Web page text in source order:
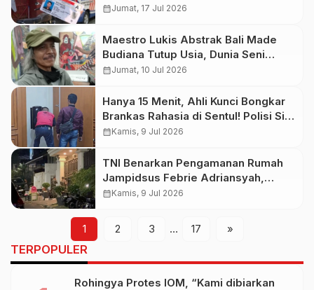
Kian Menguat
calendar_monthJumat, 17 Jul 2026
Maestro Lukis Abstrak Bali Made
Budiana Tutup Usia, Dunia Seni
Kehilangan Perupa yang
Kanvas
calendar_monthJumat, 10 Jul 2026
Hanya 15 Menit, Ahli Kunci Bongkar
Brankas Rahasia di Sentul! Polisi Sita
74 Kg Emas dan Valuta Asing Bernilai
calendar_monthKamis, 9 Jul 2026
TNI Benarkan Pengamanan Rumah
Jampidsus Febrie Adriansyah,
Tegaskan Tak Berkaitan dengan
calendar_monthKamis, 9 Jul 2026
1 2 3 … 17 »
TERPOPULER
Rohingya Protes IOM, “Kami dibiarkan